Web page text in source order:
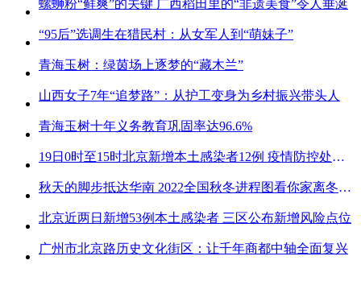
螺蛳粉“鲜爽”的关键 广西稻田里的“非遗美食”令人垂涎
“95后”选调生在猎民村：从女军人到“萌妹子”
青海玉树：绿茵场上逐梦的“藏木兰”
山西女子7年“追梦路”：从护工变身为乡村振兴带头人
青海玉树十年义务教育巩固率达96.6%
19日0时至15时北京新增本土感染者12例 疫情防控处关键时刻
秋天的脚步抵达华南 2022全国秋冬进程图看你家离冬天有多远
北京近两日新增53例本土感染者 三区公布新增风险点位
广州市北京路历史文化街区：让千年商都中轴全面复兴